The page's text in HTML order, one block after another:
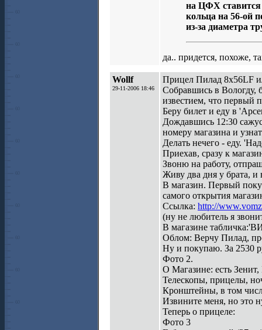
на ЦФХ ставится
кольца на 56-ой
из-за диаметра
да.. придется, похоже,
Wollf
29-11-2006 18:46
Прицел Пилад 8х56LF
Собравшись в Вологду,
известием, что первый
Беру билет и еду в
Дождавшись 12:30
номеру магазина и
Делать нечего - еду.
Приехав, сразу к
Звоню на работу,
Живу два дня у брата, и
В магазин. Первый
самого открытия
Ссылка: http://
(ну не любитель я
В магазине
Облом: Верчу Пилад,
Ну и покупаю. За 2530
Фото 2.
О Магазине: есть
Телескопы, прицелы,
Кронштейны, в том
Извините меня, но это
Теперь о прицеле:
Фото 3